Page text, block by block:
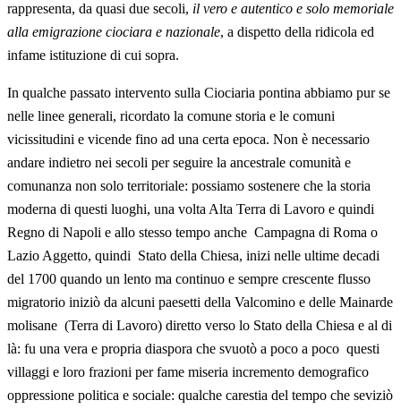
rappresenta, da quasi due secoli, il vero e autentico e solo memoriale
alla emigrazione ciociara e nazionale, a dispetto della ridicola ed
infame istituzione di cui sopra.
In qualche passato intervento sulla Ciociaria pontina abbiamo pur se
nelle linee generali, ricordato la comune storia e le comuni
vicissitudini e vicende fino ad una certa epoca. Non è necessario
andare indietro nei secoli per seguire la ancestrale comunità e
comunanza non solo territoriale: possiamo sostenere che la storia
moderna di questi luoghi, una volta Alta Terra di Lavoro e quindi
Regno di Napoli e allo stesso tempo anche Campagna di Roma o
Lazio Aggetto, quindi Stato della Chiesa, inizi nelle ultime decadi
del 1700 quando un lento ma continuo e sempre crescente flusso
migratorio iniziò da alcuni paesetti della Valcomino e delle Mainarde
molisane (Terra di Lavoro) diretto verso lo Stato della Chiesa e al di
là: fu una vera e propria diaspora che svuotò a poco a poco questi
villaggi e loro frazioni per fame miseria incremento demografico
oppressione politica e sociale: qualche carestia del tempo che seviziò